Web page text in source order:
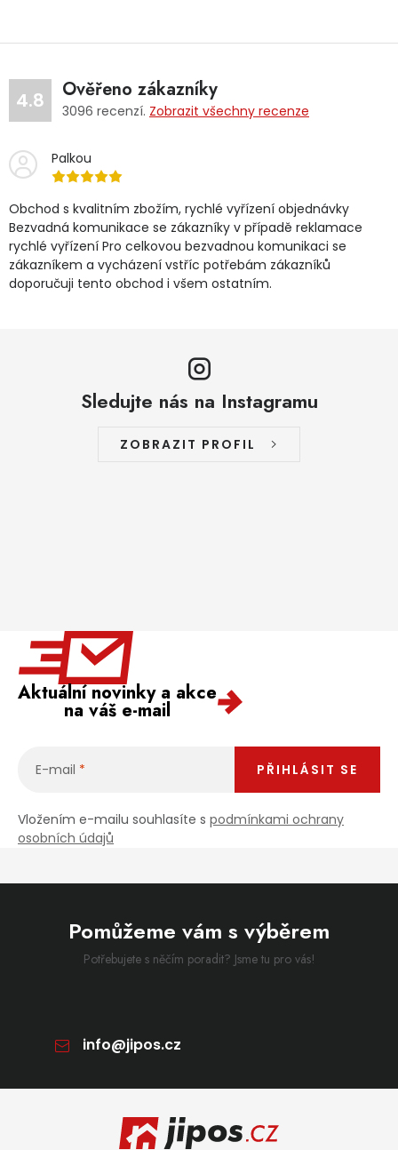
4.8 Ověřeno zákazníky
3096 recenzí. Zobrazit všechny recenze
Palkou
Obchod s kvalitním zbožím, rychlé vyřízení objednávky
Bezvadná komunikace se zákazníky v případě reklamace
rychlé vyřízení Pro celkovou bezvadnou komunikaci se
zákazníkem a vycházení vstříc potřebám zákazníků
doporučuji tento obchod i všem ostatním.
Sledujte nás na Instagramu
ZOBRAZIT PROFIL
Aktuální novinky a akce
na váš e-mail
E-mail
Vložením e-mailu souhlasíte s podmínkami ochrany
osobních údajů
PŘIHLÁSIT SE
Pomůžeme vám s výběrem
Potřebujete s něčím poradit? Jsme tu pro vás!
info@jipos.cz